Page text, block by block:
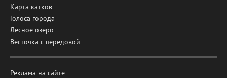
Карта катков
Голоса города
Лесное озеро
Весточка с передовой
Реклама на сайте